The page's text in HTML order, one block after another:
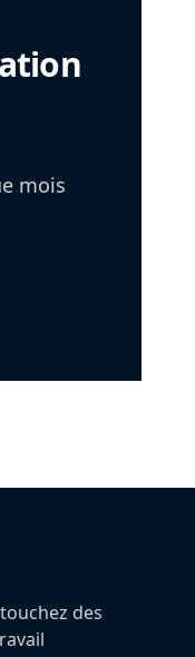
mois
des